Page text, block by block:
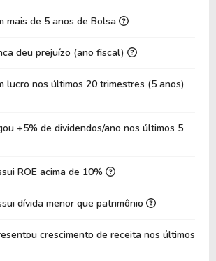
8,43%
6,70%
8,34%
7,96%
Ebitda
Ebit
-1,74
-1,87
0,99
0,01
5 anos
mais de 5 anos de Bolsa
deu prejuízo (ano fiscal)
lucro nos últimos 20 trimestres (5 anos)
+5% de dividendos/ano nos últimos 5
ROE acima de 10%
dívida menor que patrimônio
crescimento de receita nos últimos